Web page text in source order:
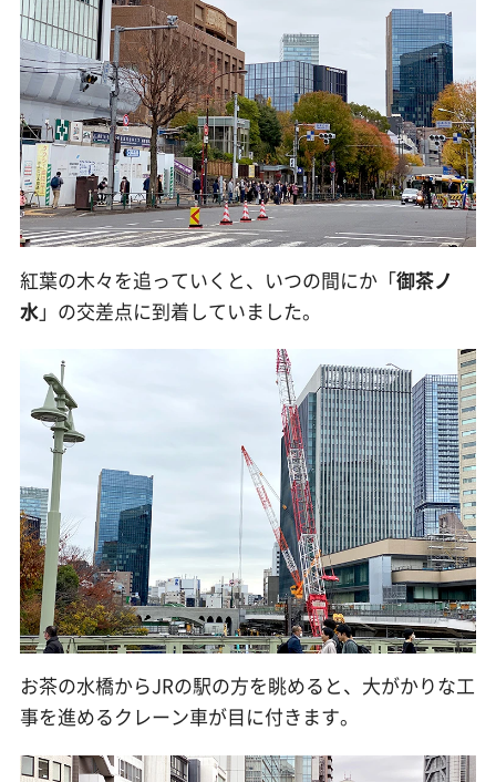
紅葉の木々を追っていくと、いつの間にか「御茶ノ
水」の交差点に到着していました。
お茶の水橋からJRの駅の方を眺めると、大がかりな工
事を進めるクレーン車が目に付きます。